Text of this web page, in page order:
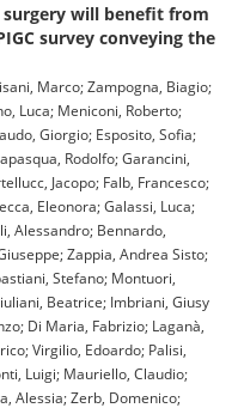
will benefit from
survey conveying the
Marco; Zampogna, Biagio;
Luca; Meniconi, Roberto;
Giorgio; Esposito, Sofia;
Rodolfo; Garancini,
Jacopo; Falb, Francesco;
Eleonora; Galassi, Luca;
Alessandro; Bennardo,
Zappia, Andrea Sisto;
Stefano; Montuori,
Beatrice; Imbriani, Giusy
Di Maria, Fabrizio; Laganà,
Virgilio, Edoardo; Palisi,
Luigi; Mauriello, Claudio;
Alessia; Zerb, Domenico;